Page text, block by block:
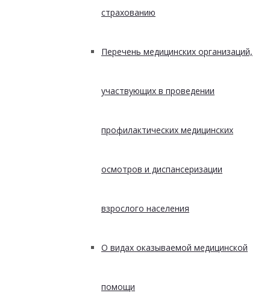
страхованию
Перечень медицинских организаций,
участвующих в проведении
профилактических медицинских
осмотров и диспансеризации
взрослого населения
О видах оказываемой медицинской
помощи